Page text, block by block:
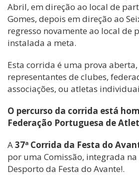
Abril, em direção ao local de
Gomes, depois em direção ao
regresso novamente ao local de
instalada a meta.
Esta corrida é uma prova
representantes de clubes,
associações, ou atletas
O percurso da corrida está
Federação Portuguesa de
A37ª Corrida da Festa do
por uma Comissão, integrada na
Desporto da Festa do Avante!.